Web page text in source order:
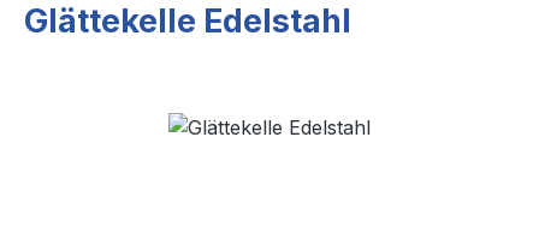
Glättekelle Edelstahl
Bildergalerie überspringen